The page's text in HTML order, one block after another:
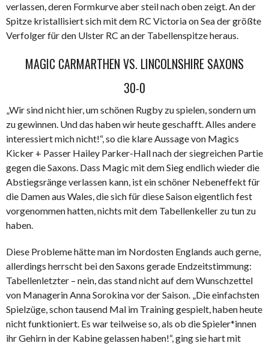
verlassen, deren Formkurve aber steil nach oben zeigt. An der
Spitze kristallisiert sich mit dem RC Victoria on Sea der größte
Verfolger für den Ulster RC an der Tabellenspitze heraus.
MAGIC CARMARTHEN VS. LINCOLNSHIRE SAXONS
30-0
„Wir sind nicht hier, um schönen Rugby zu spielen, sondern um
zu gewinnen. Und das haben wir heute geschafft. Alles andere
interessiert mich nicht!“, so die klare Aussage von Magics
Kicker + Passer Hailey Parker-Hall nach der siegreichen Partie
gegen die Saxons. Dass Magic mit dem Sieg endlich wieder die
Abstiegsränge verlassen kann, ist ein schöner Nebeneffekt für
die Damen aus Wales, die sich für diese Saison eigentlich fest
vorgenommen hatten, nichts mit dem Tabellenkeller zu tun zu
haben.
Diese Probleme hätte man im Nordosten Englands auch gerne,
allerdings herrscht bei den Saxons gerade Endzeitstimmung:
Tabellenletzter – nein, das stand nicht auf dem Wunschzettel
von Managerin Anna Sorokina vor der Saison. „Die einfachsten
Spielzüge, schon tausend Mal im Training gespielt, haben heute
nicht funktioniert. Es war teilweise so, als ob die Spieler*innen
ihr Gehirn in der Kabine gelassen haben!“, ging sie hart mit